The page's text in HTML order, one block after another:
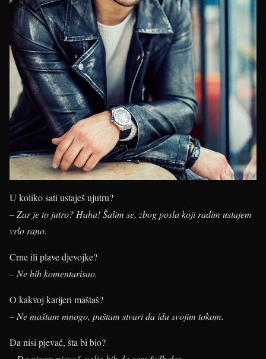
U koliko sati ustaješ ujutru?
–Zar je to jutro? Haha! Šalim se, zbog posla koji radim ustajem
vrlo rano.
Crne ili plave djevojke?
– Ne bih komentarisao.
O kakvoj karijeri maštaš?
– Ne maštam mnogo, puštam stvari da idu svojim tokom.
Da nisi pjevač, šta bi bio?